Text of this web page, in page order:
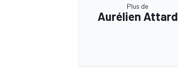
Plus de
Aurélien Attard